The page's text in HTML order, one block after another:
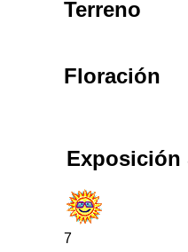
Terreno
Floración
Exposición
7